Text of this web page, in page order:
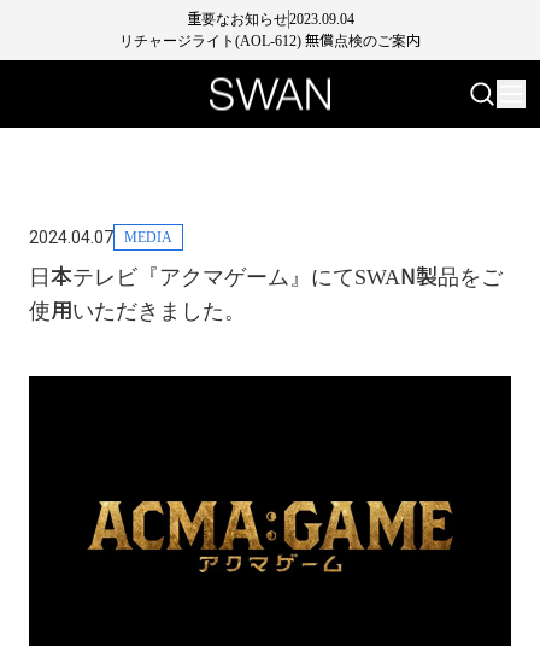
重要なお知らせ2023.09.04
リチャージライト(AOL-612) 無償点検のご案内
2024.04.07 MEDIA
日本テレビ『アクマゲーム』にてSWAN製品をご
使用いただきました。